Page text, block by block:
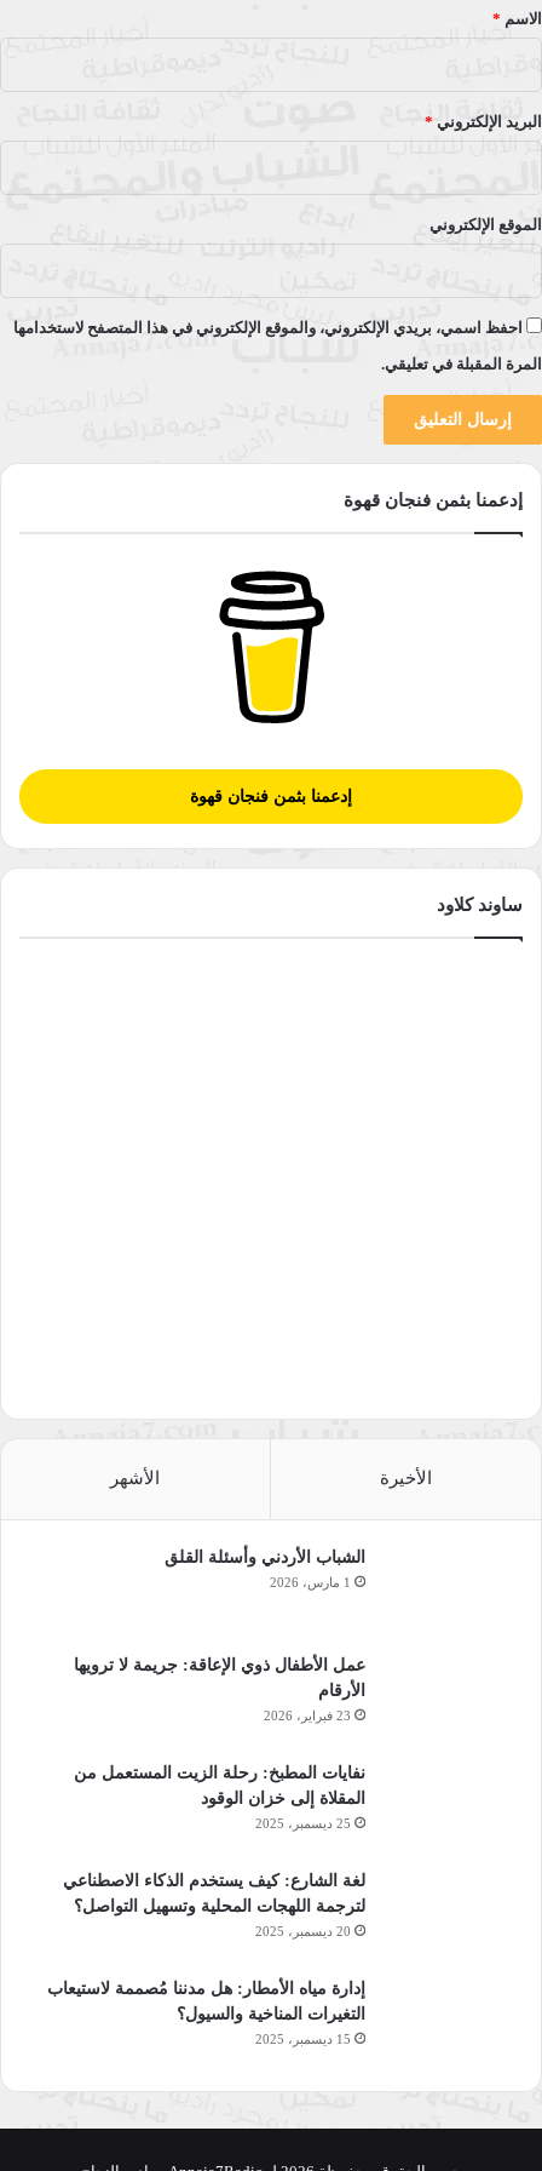
*الاسم *
البريد الإلكتروني *
الموقع الإلكتروني
احفظ اسمي، بريدي الإلكتروني، والموقع الإلكتروني في هذا المتصفح لاستخدامها
المرة المقبلة في تعليقي.
إدعمنا بثمن فنجان قهوة
إدعمنا بثمن فنجان قهوة
ساوند كلاود
الأخيرة الأشهر
الشباب الأردني وأسئلة القلق
1 مارس، 2026
عمل الأطفال ذوي الإعاقة: جريمة لا ترويها
الأرقام
23 فبراير، 2026
نفايات المطبخ: رحلة الزيت المستعمل من
المقلاة إلى خزان الوقود
25 ديسمبر، 2025
لغة الشارع: كيف يستخدم الذكاء الاصطناعي
لترجمة اللهجات المحلية وتسهيل التواصل؟
20 ديسمبر، 2025
إدارة مياه الأمطار: هل مدننا مُصممة لاستيعاب
التغيرات المناخية والسيول؟
15 ديسمبر، 2025